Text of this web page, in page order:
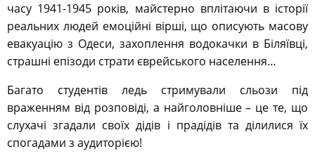
часу 1941-1945 років, майстерно вплітаючи в історії
реальних людей емоційні вірші, що описують масову
евакуацію з Одеси, захоплення водокачки в Біляївці,
страшні епізоди страти єврейського населення…
Багато студентів ледь стримували сльози під
враженням від розповіді, а найголовніше – це те, що
слухачі згадали своїх дідів і прадідів та ділилися їх
спогадами з аудиторією!